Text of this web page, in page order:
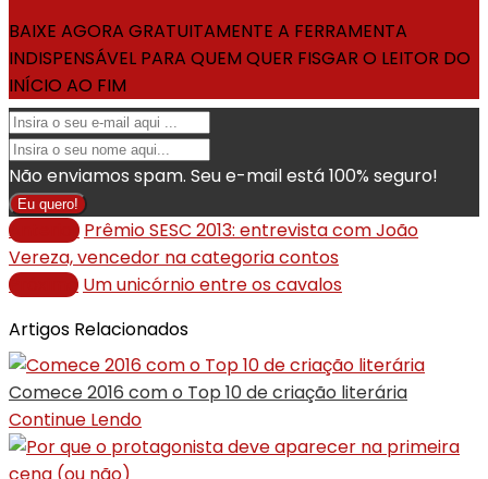
BAIXE AGORA GRATUITAMENTE A FERRAMENTA
INDISPENSÁVEL PARA QUEM QUER FISGAR O LEITOR DO
INÍCIO AO FIM
Não enviamos spam. Seu e-mail está 100% seguro!
Eu quero!
Anterior Prêmio SESC 2013: entrevista com João
Vereza, vencedor na categoria contos
Próximo Um unicórnio entre os cavalos
Artigos Relacionados
Comece 2016 com o Top 10 de criação literária
Continue Lendo